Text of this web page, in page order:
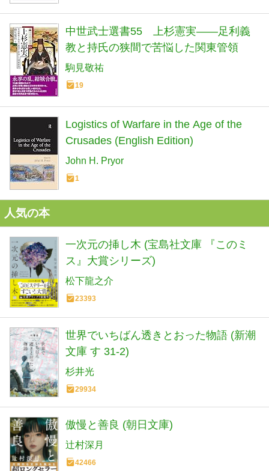
中世武士選書55 上杉憲実――足利義
教と持氏の狭間で苦悩した関東管領
駒見敬祐
19
Logistics of Warfare in the Age of the
Crusades (English Edition)
John H. Pryor
1
人気の本
一次元の挿し木 (宝島社文庫 『このミ
ス』大賞シリーズ)
松下龍之介
23393
世界でいちばん透きとおった物語 (新潮
文庫 す 31-2)
杉井光
29934
傲慢と善良 (朝日文庫)
辻村深月
42466